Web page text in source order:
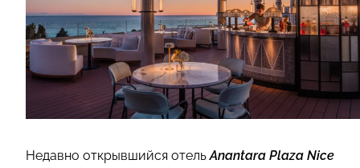
Недавно открывшийся отельAnantara Plaza Nice